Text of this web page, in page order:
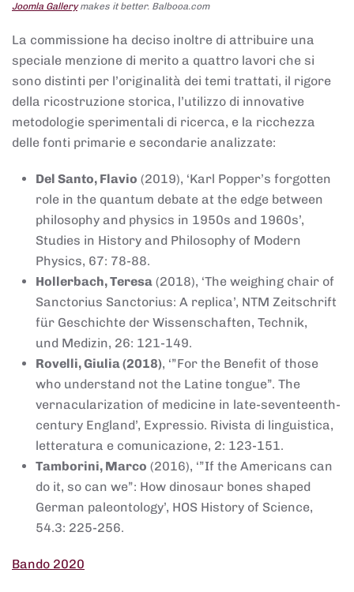
Joomla Gallerymakes it better. Balbooa.com
La commissione ha deciso inoltre di attribuire una
speciale menzione di merito a quattro lavori che si
sono distinti per l’originalità dei temi trattati, il rigore
della ricostruzione storica, l’utilizzo di innovative
metodologie sperimentali di ricerca, e la ricchezza
delle fonti primarie e secondarie analizzate:
Del Santo, Flavio (2019), ‘Karl Popper’s forgotten
role in the quantum debate at the edge between
philosophy and physics in 1950s and 1960s’,
Studies in History and Philosophy of Modern
Physics, 67: 78-88.
Hollerbach, Teresa (2018), ‘The weighing chair of
Sanctorius Sanctorius: A replica’, NTM Zeitschrift
für Geschichte der Wissenschaften, Technik,
und Medizin, 26: 121-149.
Rovelli, Giulia (2018), ‘”For the Benefit of those
who understand not the Latine tongue”. The
vernacularization of medicine in late-seventeenth-
century England’, Expressio. Rivista di linguistica,
letteratura e comunicazione, 2: 123-151.
Tamborini, Marco (2016), ‘”If the Americans can
do it, so can we”: How dinosaur bones shaped
German paleontology’, HOS History of Science,
54.3: 225-256.
Bando 2020